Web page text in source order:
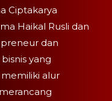
Ciptakarya
Haikal Rusli dan
dan
yang
memiliki alur